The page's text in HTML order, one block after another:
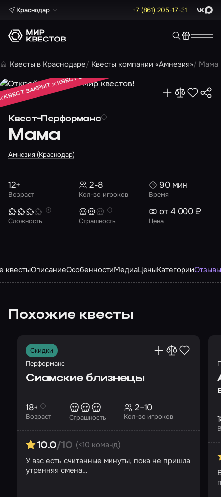
Краснодар +7 (861) 205-17-31 Max
Квесты в Краснодаре Квесты компании «Амнезия» Мама
Квест-Перформанс
Мама
Амнезия (Краснодар)
КВЕСТ ЗАКРЫТ
КВЕСТ ЗАКРЫТ
КВЕСТ ЗАКРЫТ
Возраст
12+
Кол-во игроков
2-8
Время
90 мин
Сложность Страшность Цена
от 4 000 ₽
квестыОписаниеОсобенностиМедиаЦеныКатегорииОтзывы
Похожие квесты
Скидки
Перформанс
Сиамские близнецы
Возраст
18+
Страшность Кол-во игроков
2–10
10.0/10 (<10 команд)
У вас есть считанные минуты, пока не пришла
утренняя смена…